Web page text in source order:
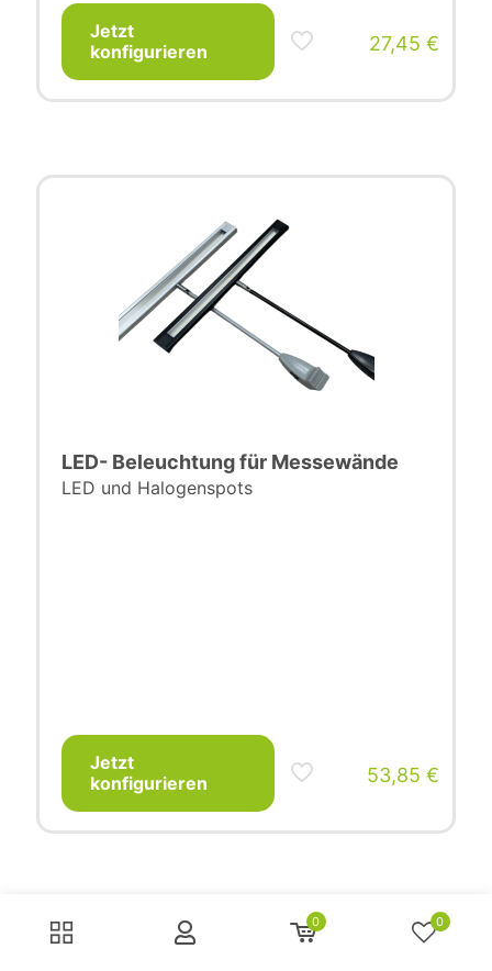
27,45 €
Jetzt
konfigurieren
LED- Beleuchtung für Messewände
LED und Halogenspots
53,85 €
Jetzt
konfigurieren
0 0